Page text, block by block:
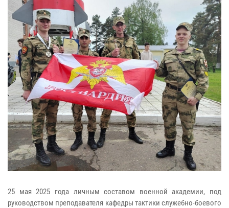
25 мая 2025 года личным составом военной академии, под
руководством преподавателя кафедры тактики служебно-боевого